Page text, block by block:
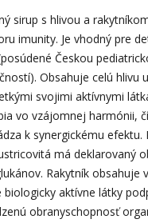
sirup s hlivou a
imunity. Je vhodný pre
Českou
Obsahuje celú hlivu
svojimi aktívnymi
vo vzájomnej harmónii,
k synergickému efektu.
má deklarovaný
Rakytník obsahuje
biologicky aktívne látky
obranyschopnosť